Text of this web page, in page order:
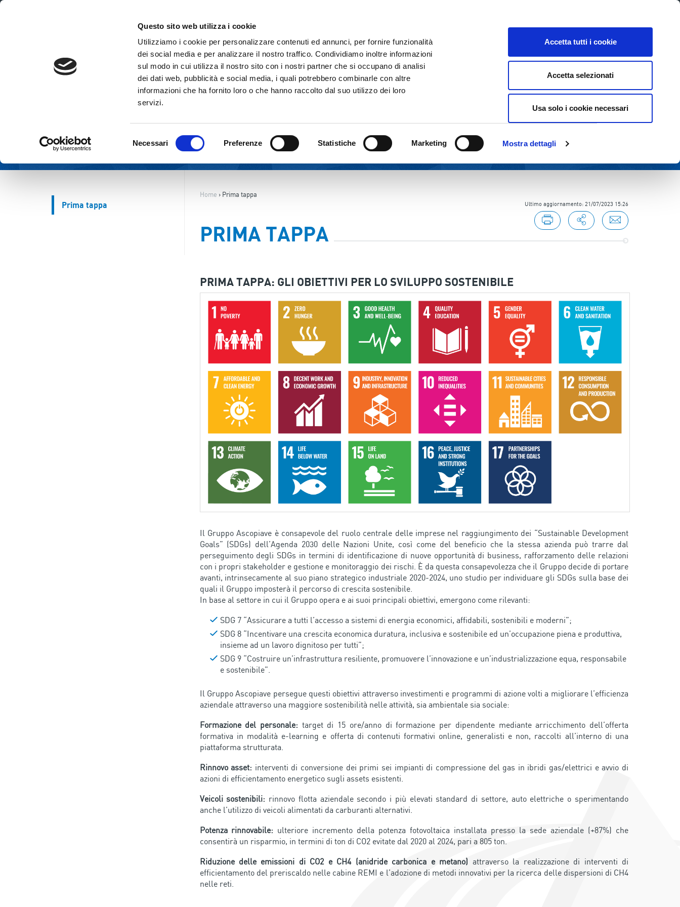
Questo sito web utilizza i cookie
Utilizziamo i cookie per personalizzare contenuti ed annunci, per fornire funzionalità
dei social media e per analizzare il nostro traffico. Condividiamo inoltre informazioni
sul modo in cui utilizza il nostro sito con i nostri partner che si occupano di analisi
dei dati web, pubblicità e social media, i quali potrebbero combinarle con altre
informazioni che ha fornito loro o che hanno raccolto dal suo utilizzo dei loro
servizi.
del
Necessari Preferenze Statistiche Marketing Mostra dettagli
Accetta tutti i cookie
Accetta selezionati
Usa solo i cookie necessari
IL GRUPPO ATTIVITÀ CORPORATE GOVERNANCE INVESTOR RELATIONS SOSTENIBILITÀ
Prima tappa
Home › Prima tappa
Ultimo aggiornamento: 21/07/2023 15:26
PRIMA TAPPA
PRIMA TAPPA: GLI OBIETTIVI PER LO SVILUPPO SOSTENIBILE
Il Gruppo Ascopiave è consapevole del ruolo centrale delle imprese nel raggiungimento dei “Sustainable Development
Goals” (SDGs) dell’Agenda 2030 delle Nazioni Unite, così come del beneficio che la stessa azienda può trarre dal
perseguimento degli SDGs in termini di identificazione di nuove opportunità di business, rafforzamento delle relazioni
con i propri stakeholder e gestione e monitoraggio dei rischi. È da questa consapevolezza che il Gruppo decide di portare
avanti, intrinsecamente al suo piano strategico industriale 2020-2024, uno studio per individuare gli SDGs sulla base dei
quali il Gruppo imposterà il percorso di crescita sostenibile.
In base al settore in cui il Gruppo opera e ai suoi principali obiettivi, emergono come rilevanti:
SDG 7 “Assicurare a tutti l’accesso a sistemi di energia economici, affidabili, sostenibili e moderni”;
SDG 8 “Incentivare una crescita economica duratura, inclusiva e sostenibile ed un’occupazione piena e produttiva,
insieme ad un lavoro dignitoso per tutti”;
SDG 9 “Costruire un’infrastruttura resiliente, promuovere l’innovazione e un’industrializzazione equa, responsabile
e sostenibile”.
Il Gruppo Ascopiave persegue questi obiettivi attraverso investimenti e programmi di azione volti a migliorare l’efficienza
aziendale attraverso una maggiore sostenibilità nelle attività, sia ambientale sia sociale:
Formazione del personale: target di 15 ore/anno di formazione per dipendente mediante arricchimento dell’offerta
formativa in modalità e-learning e offerta di contenuti formativi online, generalisti e non, raccolti all’interno di una
piattaforma strutturata.
Rinnovo asset: interventi di conversione dei primi sei impianti di compressione del gas in ibridi gas/elettrici e avvio di
azioni di efficientamento energetico sugli assets esistenti.
Veicoli sostenibili: rinnovo flotta aziendale secondo i più elevati standard di settore, auto elettriche o sperimentando
anche l’utilizzo di veicoli alimentati da carburanti alternativi.
Potenza rinnovabile: ulteriore incremento della potenza fotovoltaica installata presso la sede aziendale (+87%) che
consentirà un risparmio, in termini di ton di CO2 evitate dal 2020 al 2024, pari a 805 ton.
Riduzione delle emissioni di CO2 e CH4 (anidride carbonica e metano) attraverso la realizzazione di interventi di
efficientamento del preriscaldo nelle cabine REMI e l’adozione di metodi innovativi per la ricerca delle dispersioni di CH4
nelle reti.